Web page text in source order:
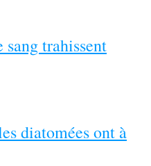
sang trahissent
diatomées ont à